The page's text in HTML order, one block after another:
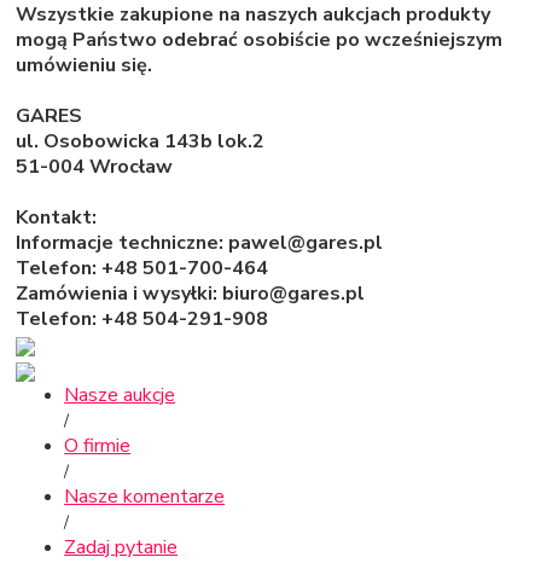
Wszystkie zakupione na naszych aukcjach produkty
mogą Państwo odebrać osobiście po wcześniejszym
umówieniu się.
GARES
ul. Osobowicka 143b lok.2
51-004 Wrocław
Kontakt:
Informacje techniczne: pawel@gares.pl
Telefon: +48 501-700-464
Zamówienia i wysyłki: biuro@gares.pl
Telefon: +48 504-291-908
Nasze aukcje
/
O firmie
/
Nasze komentarze
/
Zadaj pytanie